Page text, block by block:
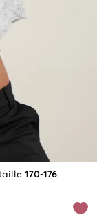
170-176